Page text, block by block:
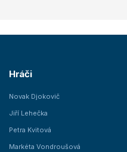
Hráči
Novak Djokovič
Jiří Lehečka
Petra Kvitová
Markéta Vondroušová